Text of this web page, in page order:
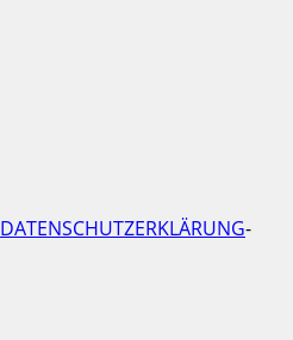
DATENSCHUTZERKLÄRUNG-